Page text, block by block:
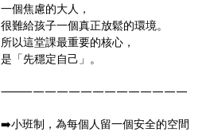
一個焦慮的大人，
很難給孩子一個真正放鬆的環境。
所以這堂課最重要的核心，
是「先穩定自己」。
⸻—————————————
➡️小班制，為每個人留一個安全的空間